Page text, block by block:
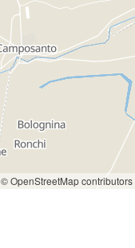
© OpenStreetMap contributors